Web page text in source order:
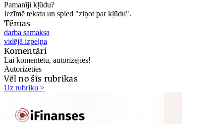
Pamanīji kļūdu?
Iezīmē tekstu un spied "ziņot par kļūdu".
Tēmas
darba samaksa
vidējā izpeļņa
Komentāri
Lai komentētu, autorizējies!
Autorizēties
Vēl no šīs rubrikas
Uz rubriku >